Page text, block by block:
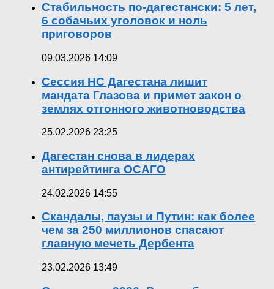
Стабильность по-дагестански: 5 лет,
6 собачьих уголовок и ноль
приговоров
09.03.2026 14:09
Сессия НС Дагестана лишит
мандата Глазова и примет закон о
землях отгонного животноводства
25.02.2026 23:25
Дагестан снова в лидерах
антирейтинга ОСАГО
24.02.2026 14:55
Скандалы, паузы и Путин: как более
чем за 250 миллионов спасают
главную мечеть Дербента
23.02.2026 13:49